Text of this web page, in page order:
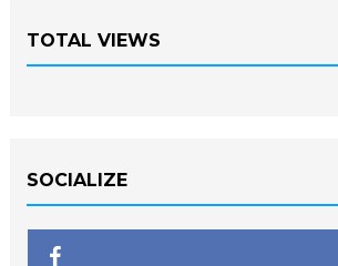
TOTAL VIEWS
SOCIALIZE